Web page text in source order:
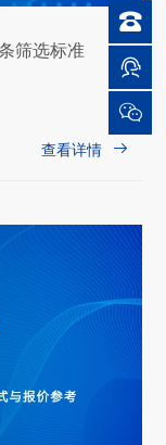



筛选标准
查看详情 